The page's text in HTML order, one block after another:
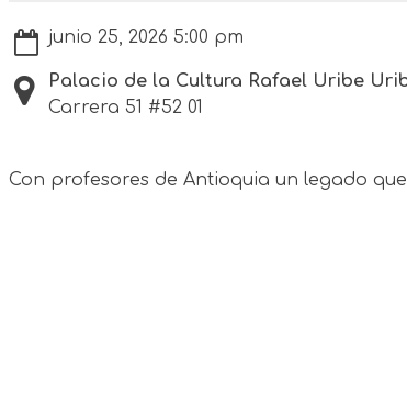
junio 25, 2026 5:00 pm
Palacio de la Cultura Rafael Uribe
Carrera 51 #52 01
Con profesores de Antioquia un legado